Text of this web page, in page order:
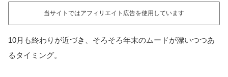
当サイトではアフィリエイト広告を使用しています
10月も終わりが近づき、そろそろ年末のムードが漂いつつあ
るタイミング。